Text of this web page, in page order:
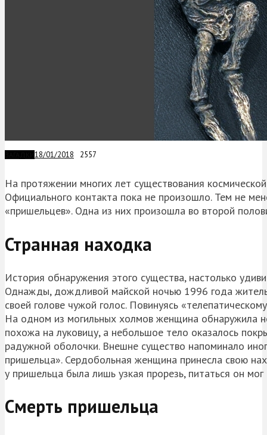
18/01/2018 2557
На протяжении многих лет существования
Официального контакта пока не произошло. Тем не
«пришельцев». Одна из них произошла во второй
Странная находка
История обнаружения этого существа, настолько
Однажды, дождливой майской ночью 1996 года
своей голове чужой голос. Повинуясь
На одном из могильных холмов женщина обнаружила
похожа на луковицу, а небольшое тело оказалось
радужной оболочки. Внешне существо напоминало
пришельца». Сердобольная женщина принесла свою
у пришельца была лишь узкая прорезь, питаться он
Смерть пришельца